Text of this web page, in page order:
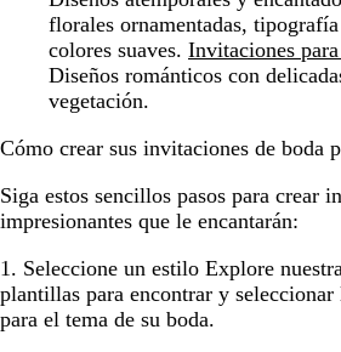
florales ornamentadas,
colores suaves. Invitaciones
Diseños románticos con
vegetación.
Cómo crear sus invitaciones de boda
Siga estos sencillos pasos para crear
impresionantes que le encantarán:
1. Seleccione un estilo Explore
plantillas para encontrar y
para el tema de su boda.